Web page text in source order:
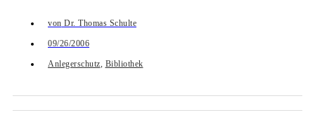
von Dr. Thomas Schulte
09/26/2006
Anlegerschutz, Bibliothek